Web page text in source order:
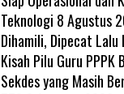
Teknologi 8 Agustus
Dihamili, Dipecat Lalu
Kisah Pilu Guru PPPK
Sekdes yang Masih